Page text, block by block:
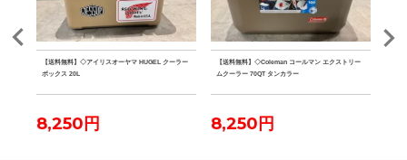
【送料無料】◇アイリスオーヤマ HUGEL クーラー
ボックス 20L
8,250円
【送料無料】◇Coleman コールマン エクストリー
ムクーラー 70QT タンカラー
8,250円